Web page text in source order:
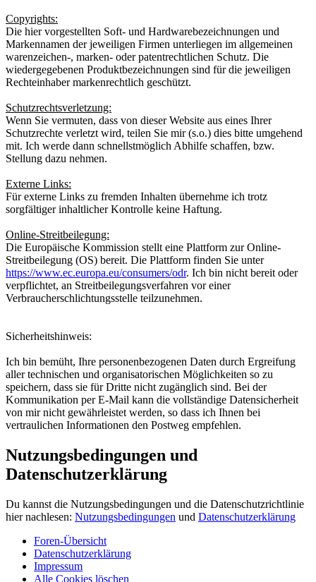
Copyrights:
Die hier vorgestellten Soft- und Hardwarebezeichnungen und
Markennamen der jeweiligen Firmen unterliegen im allgemeinen
warenzeichen-, marken- oder patentrechtlichen Schutz. Die
wiedergegebenen Produktbezeichnungen sind für die jeweiligen
Rechteinhaber markenrechtlich geschützt.
Schutzrechtsverletzung:
Wenn Sie vermuten, dass von dieser Website aus eines Ihrer
Schutzrechte verletzt wird, teilen Sie mir (s.o.) dies bitte umgehend
mit. Ich werde dann schnellstmöglich Abhilfe schaffen, bzw.
Stellung dazu nehmen.
Externe Links:
Für externe Links zu fremden Inhalten übernehme ich trotz
sorgfältiger inhaltlicher Kontrolle keine Haftung.
Online-Streitbeilegung:
Die Europäische Kommission stellt eine Plattform zur Online-
Streitbeilegung (OS) bereit. Die Plattform finden Sie unter
https://www.ec.europa.eu/consumers/odr. Ich bin nicht bereit oder
verpflichtet, an Streitbeilegungsverfahren vor einer
Verbraucherschlichtungsstelle teilzunehmen.
Sicherheitshinweis:
Ich bin bemüht, Ihre personenbezogenen Daten durch Ergreifung
aller technischen und organisatorischen Möglichkeiten so zu
speichern, dass sie für Dritte nicht zugänglich sind. Bei der
Kommunikation per E-Mail kann die vollständige Datensicherheit
von mir nicht gewährleistet werden, so dass ich Ihnen bei
vertraulichen Informationen den Postweg empfehlen.
Nutzungsbedingungen und
Datenschutzerklärung
Du kannst die Nutzungsbedingungen und die Datenschutzrichtlinie
hier nachlesen: Nutzungsbedingungen und Datenschutzerklärung
Foren-Übersicht
Datenschutzerklärung
Impressum
Alle Cookies löschen